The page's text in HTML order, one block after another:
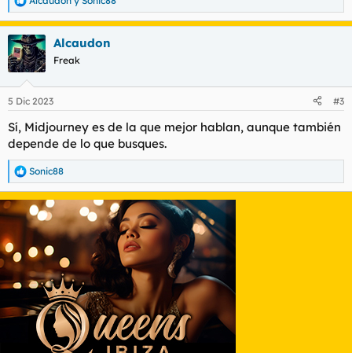
R
e
a
c
c
i
e
:
Alcaudon
Freak
5 Dic 2023 #3
Sí, Midjourney es de la que mejor hablan, aunque también
depende de lo que busques.
R
e
a
c
o
n
s
Sonic88